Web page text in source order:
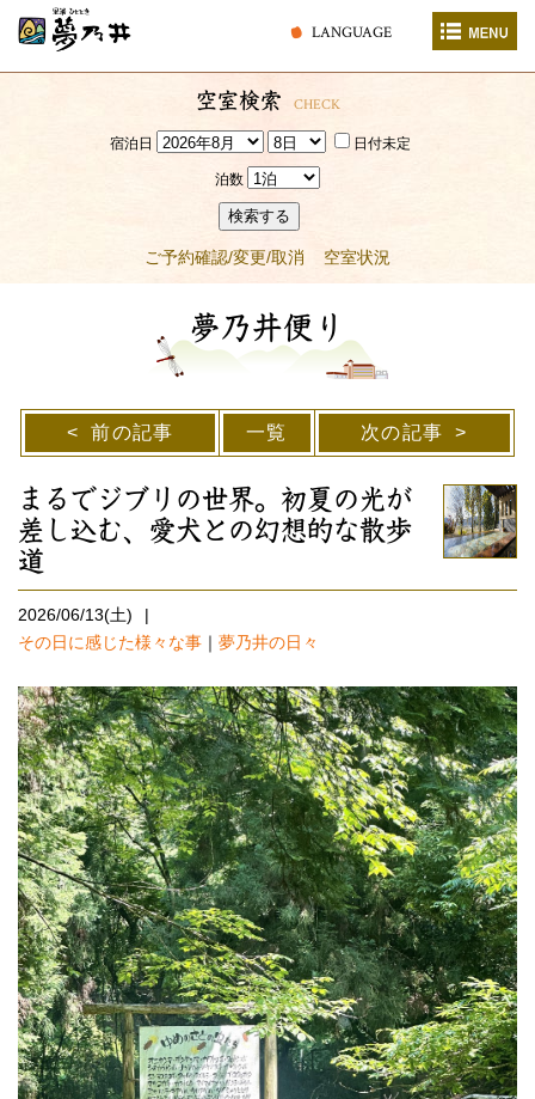
LANGUAGE
空室検索 CHECK
宿泊日 日付未定
泊数
検索する
ご予約確認/変更/取消 空室状況
夢乃井便り
前の記事 一覧 次の記事
まるでジブリの世界。初夏の光が
差し込む、愛犬との幻想的な散歩
道
2026/06/13(土)
その日に感じた様々な事 ｜ 夢乃井の日々